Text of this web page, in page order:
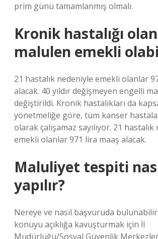
prim günü tamamlanmış olmalı.
Kronik hastalığı olan
malulen emekli
21 hastalık nedeniyle emekli olanlar
alacak. 40 yıldır değişmeyen engelli
değiştirildi. Kronik hastalıkları da
yönetmeliğe göre, tüm kanser
olarak çalışamaz sayılıyor. 21
emekli olanlar 971 lira maaş alacak.
Maluliyet tespiti
yapılır?
Nereye ve nasıl başvuruda
konuyu açıklığa kavuşturmak için İl
Müdürlüğü/Sosyal Güvenlik